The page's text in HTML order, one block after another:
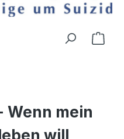
Wenn mein
will